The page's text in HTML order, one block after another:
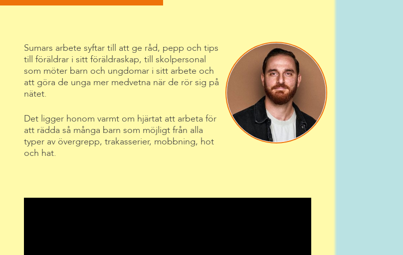
Sumars arbete syftar till att ge råd, pepp och tips
till föräldrar i sitt föräldraskap, till skolpersonal
som möter barn och ungdomar i sitt arbete och
att göra de unga mer medvetna när de rör sig på
nätet.
Det ligger honom varmt om hjärtat att arbeta för
att rädda så många barn som möjligt från alla
typer av övergrepp, trakasserier, mobbning, hot
och hat.